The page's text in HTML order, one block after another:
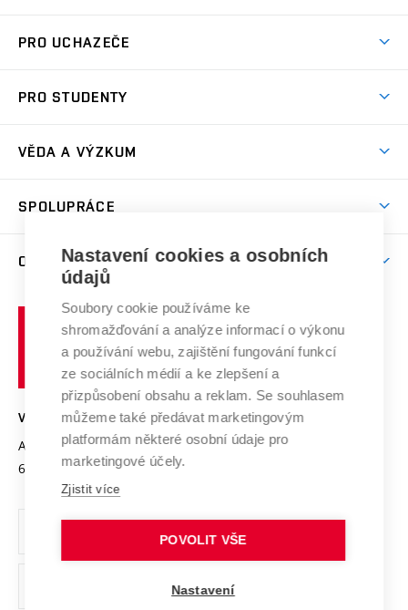
Koleje
Sport na VUT
Brno
PRO UCHAZEČE
Dny otevřených dveří
Celoživotní vzdělávání
E-přihláška
PRO STUDENTY
Harmonogram akademického roku
Závěrečné práce
Doktorské studium
Zpracování osobních údajů studentů
Sociální bezpečí
Studium bez bariér
Podpora podnikání
VĚDA A VÝZKUM
Mezinárodní vědecká rada
Systém zajišťování kvality výzkumu
Výzkumné infrastruktury
Transfer znalostí
Open Science
Projekty
Projekty ze strukturálních fondů
Specifický výzkum
SPOLUPRÁCE
Zahraniční spolupráce
Spolupráce se školami
Služby univerzity
Mezinárodní dohody
Univerzitní sítě
O UNIVERZITĚ
Profil univerzity
Udržitelná univerzita
Podnikavá univerzita / ContriBUTe
Bezpečná univerzita
Vyznamenání
Organizační struktura
Ochrana osobních údajů
odkaz)
učení
technické
VYSOKÉ UČENÍ TECHNICKÉ V BRNĚ
Antonínská 548/1
602 00 Brno
www.vut.cz
vut@vutbr.cz
Nastavení cookies a osobních
údajů
Soubory cookie používáme ke
shromažďování a analýze informací o výkonu
a používání webu, zajištění fungování funkcí
ze sociálních médií a ke zlepšení a
přizpůsobení obsahu a reklam. Se souhlasem
můžeme také předávat marketingovým
platformám některé osobní údaje pro
marketingové účely.
Zjistit více
POVOLIT VŠE
Nastavení